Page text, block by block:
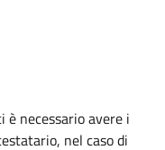
necessario avere i
nel caso di